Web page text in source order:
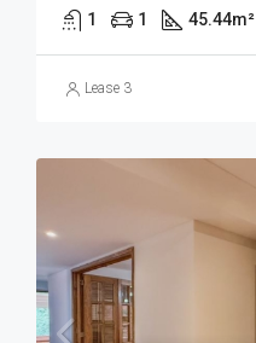
1 1 45.44m²
Lease 3